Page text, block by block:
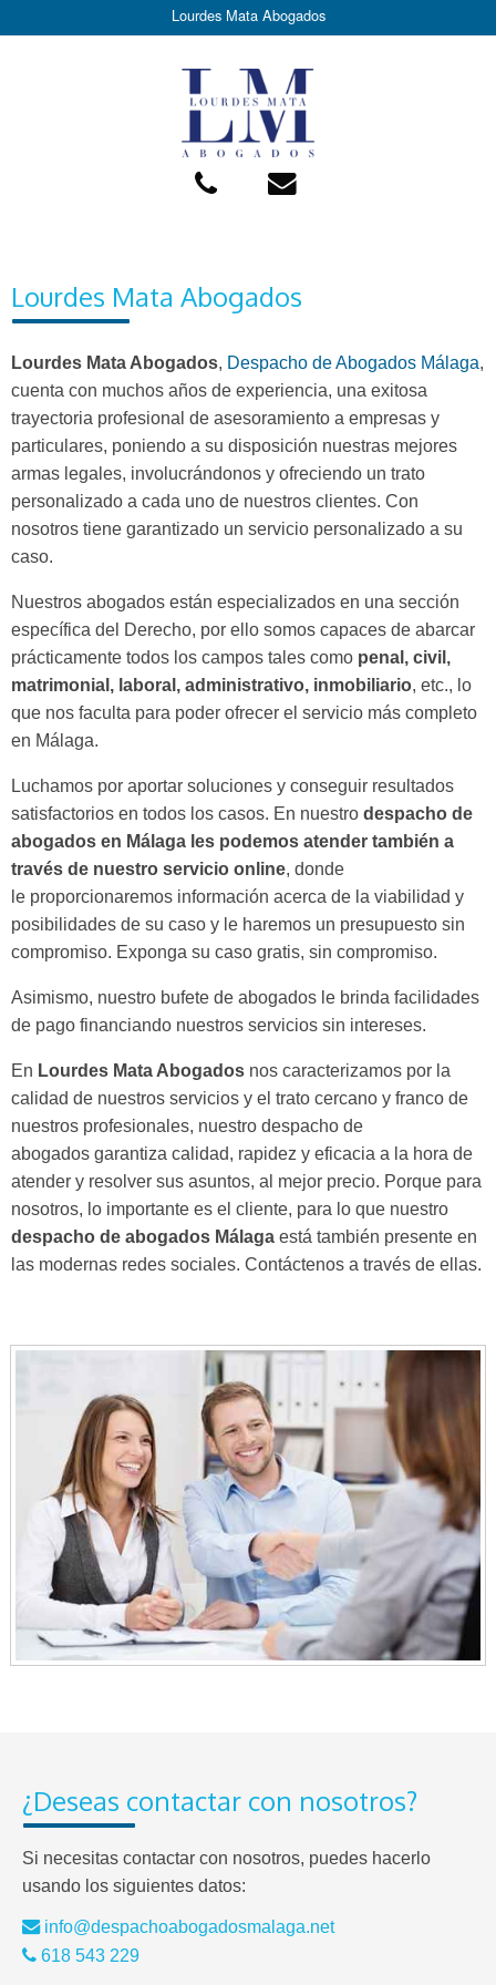
Lourdes Mata Abogados
Lourdes Mata Abogados
Lourdes Mata Abogados, Despacho de Abogados Málaga,
cuenta con muchos años de experiencia, una exitosa
trayectoria profesional de asesoramiento a empresas y
particulares, poniendo a su disposición nuestras mejores
armas legales, involucrándonos y ofreciendo un trato
personalizado a cada uno de nuestros clientes. Con
nosotros tiene garantizado un servicio personalizado a su
caso.
Nuestros abogados están especializados en una sección
específica del Derecho, por ello somos capaces de abarcar
prácticamente todos los campos tales como penal, civil,
matrimonial, laboral, administrativo, inmobiliario, etc., lo
que nos faculta para poder ofrecer el servicio más completo
en Málaga.
Luchamos por aportar soluciones y conseguir resultados
satisfactorios en todos los casos. En nuestro despacho de
abogados en Málaga les podemos atender también a
través de nuestro servicio online, donde
le proporcionaremos información acerca de la viabilidad y
posibilidades de su caso y le haremos un presupuesto sin
compromiso. Exponga su caso gratis, sin compromiso.
Asimismo, nuestro bufete de abogados le brinda facilidades
de pago financiando nuestros servicios sin intereses.
En Lourdes Mata Abogados nos caracterizamos por la
calidad de nuestros servicios y el trato cercano y franco de
nuestros profesionales, nuestro despacho de
abogados garantiza calidad, rapidez y eficacia a la hora de
atender y resolver sus asuntos, al mejor precio. Porque para
nosotros, lo importante es el cliente, para lo que nuestro
despacho de abogados Málaga está también presente en
las modernas redes sociales. Contáctenos a través de ellas.
¿Deseas contactar con nosotros?
Si necesitas contactar con nosotros, puedes hacerlo
usando los siguientes datos:
info@despachoabogadosmalaga.net
618 543 229